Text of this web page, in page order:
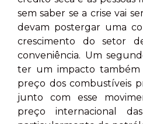
sem saber se a crise vai
devam postergar uma
crescimento do setor
conveniência. Um
ter um impacto
preço dos combustíveis
junto com esse
preço internacional